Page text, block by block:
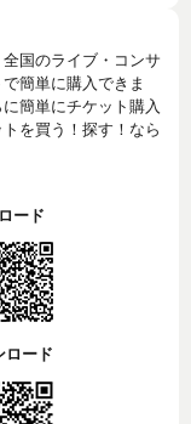
国のライブ・コンサ
簡単に購入できま
簡単にチケット購入
を買う！探す！なら
ード
ロード